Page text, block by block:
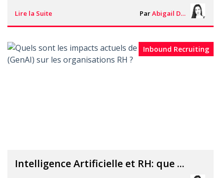
Lire la Suite Par Abigail Davies
Intelligence Artificielle et RH: que ...
Inbound Recruiting